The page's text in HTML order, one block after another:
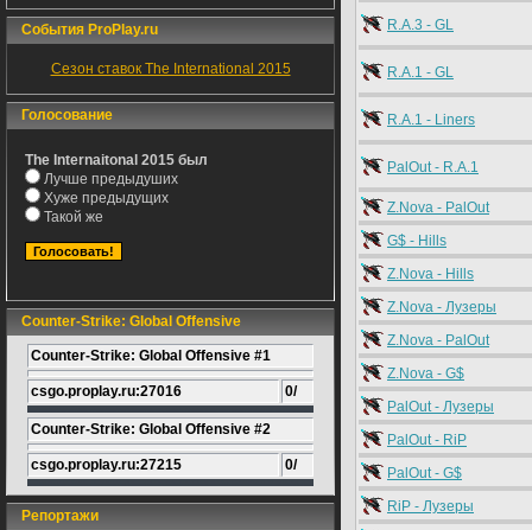
События ProPlay.ru
Сезон ставок The International 2015
Голосование
The Internaitonal 2015 был
Лучше предыдуших
Хуже предыдущих
Такой же
Counter-Strike: Global Offensive
Counter-Strike: Global Offensive #1
csgo.proplay.ru:27016 0/
Counter-Strike: Global Offensive #2
csgo.proplay.ru:27215 0/
Репортажи
R.A.3 - GL
R.A.1 - GL
R.A.1 - Liners
PalOut - R.A.1
Z.Nova - PalOut
G$ - Hills
Z.Nova - Hills
Z.Nova - Лузеры
Z.Nova - PalOut
Z.Nova - G$
PalOut - Лузеры
PalOut - RiP
PalOut - G$
RiP - Лузеры